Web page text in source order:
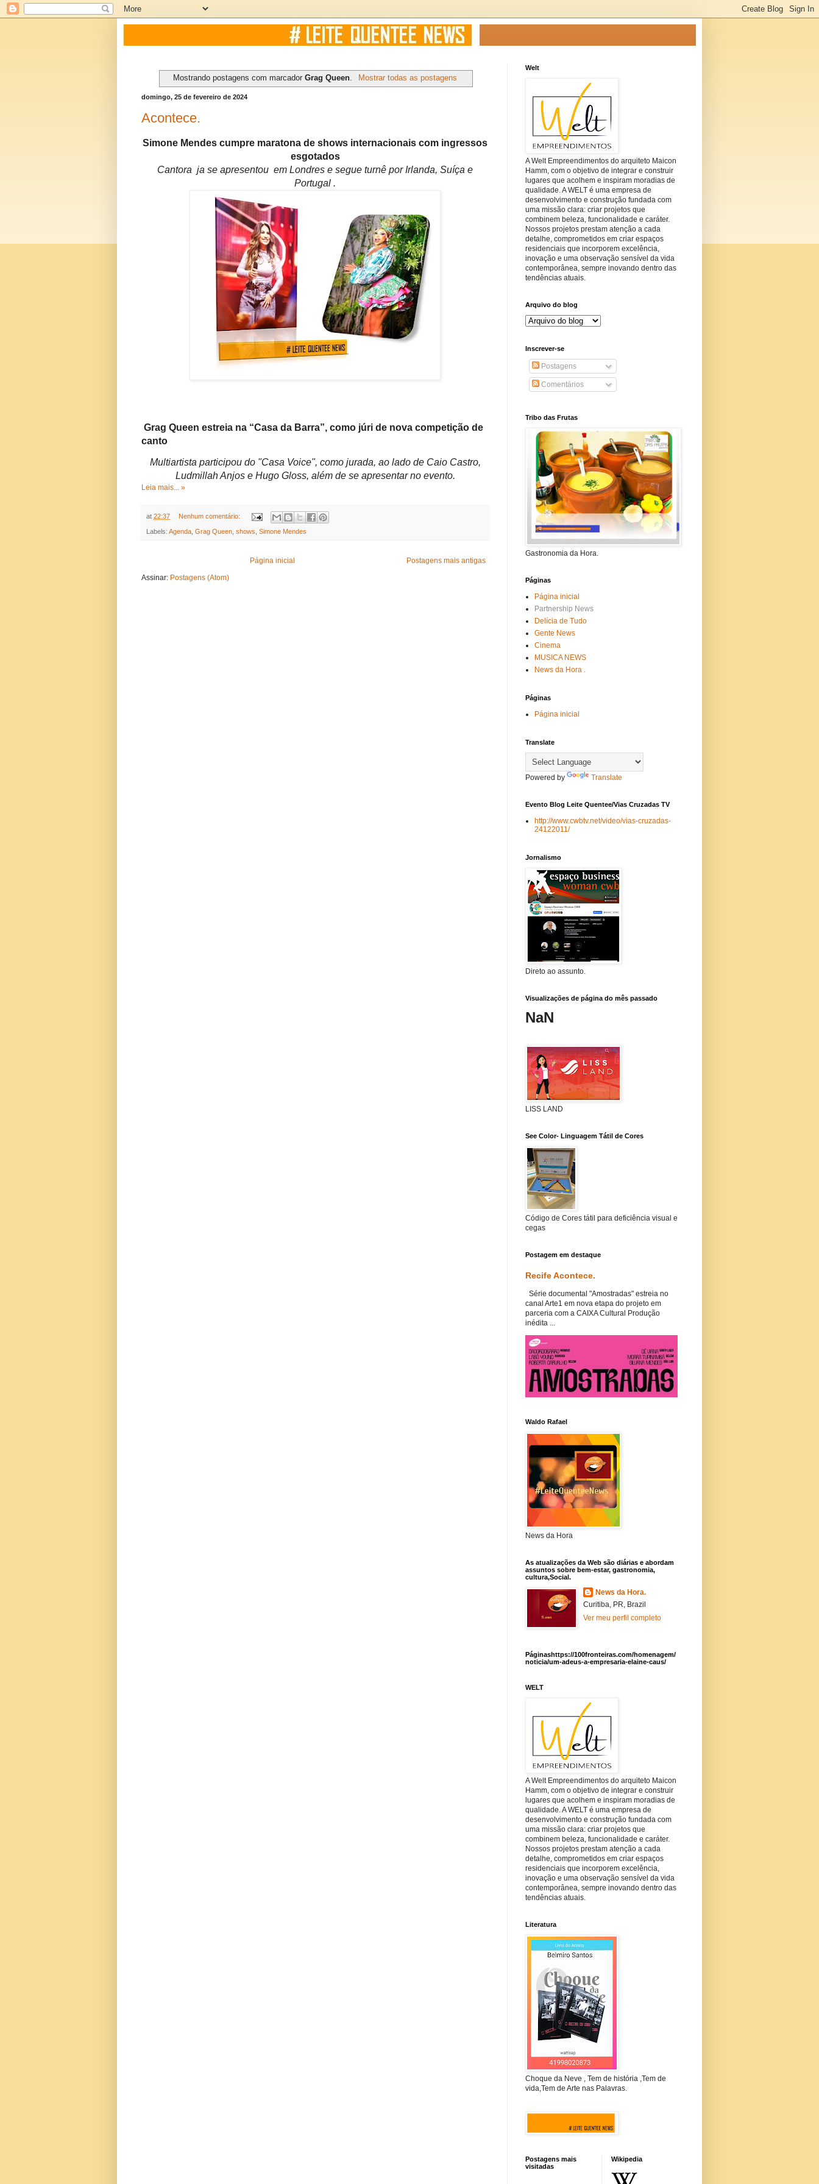
Mostrando postagens com marcadorGrag Queen Mostrar todas as postagens
domingo, 25 de fevereiro de 2024
Acontece.
Simone Mendes cumpre maratona de shows internacionais com ingressos
esgotados
Cantora ja se apresentou em Londres e segue turnê por Irlanda, Suíça e
Portugal .
Grag Queen estreia na “Casa da Barra”, como júri de nova competição de
canto
Multiartista participou do "Casa Voice", como jurada, ao lado de Caio Castro,
Ludmillah Anjos e Hugo Gloss, além de se apresentar no evento.
Leia mais... »
at 22:37 Nenhum comentário:
Labels: Agenda Grag Queen shows Simone Mendes
Postagens mais antigas
Página inicial
Assinar: Postagens (Atom)
Welt
A Welt Empreendimentos do arquiteto Maicon
Hamm, com o objetivo de integrar e construir
lugares que acolhem e inspiram moradias de
qualidade. A WELT é uma empresa de
desenvolvimento e construção fundada com
uma missão clara: criar projetos que
combinem beleza, funcionalidade e caráter.
Nossos projetos prestam atenção a cada
detalhe, comprometidos em criar espaços
residenciais que incorporem excelência,
inovação e uma observação sensível da vida
contemporânea, sempre inovando dentro das
tendências atuais.
Arquivo do blog
Inscrever-se
Postagens
Comentários
Tribo das Frutas
Gastronomia da Hora.
Páginas
Página inicial
Partnership News
Delícia de Tudo
Gente News
Cinema
MUSICA NEWS
News da Hora .
Páginas
Página inicial
Translate
Powered by Translate
Evento Blog Leite Quentee/Vias Cruzadas TV
http://www.cwbtv.net/video/vias-cruzadas-
24122011/
Jornalismo
Direto ao assunto.
Visualizações de página do mês passado
NaN
LISS LAND
See Color- Linguagem Tátil de Cores
Código de Cores tátil para deficiência visual e
cegas
Postagem em destaque
Recife Acontece.
Série documental "Amostradas" estreia no
canal Arte1 em nova etapa do projeto em
parceria com a CAIXA Cultural Produção
inédita ...
Waldo Rafael
News da Hora
As atualizações da Web são diárias e abordam
assuntos sobre bem-estar, gastronomia,
cultura,Social.
News da Hora.
Curitiba, PR, Brazil
Ver meu perfil completo
Páginashttps://100fronteiras.com/homenagem/
noticia/um-adeus-a-empresaria-elaine-caus/
WELT
A Welt Empreendimentos do arquiteto Maicon
Hamm, com o objetivo de integrar e construir
lugares que acolhem e inspiram moradias de
qualidade. A WELT é uma empresa de
desenvolvimento e construção fundada com
uma missão clara: criar projetos que
combinem beleza, funcionalidade e caráter.
Nossos projetos prestam atenção a cada
detalhe, comprometidos em criar espaços
residenciais que incorporem excelência,
inovação e uma observação sensível da vida
contemporânea, sempre inovando dentro das
tendências atuais.
Literatura
Choque da Neve , Tem de história ,Tem de
vida,Tem de Arte nas Palavras.
Postagens mais
visitadas
Wikipedia